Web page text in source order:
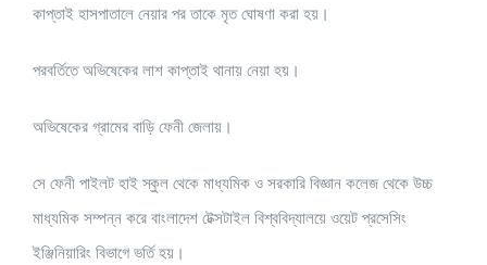
কাপ্তাই হাসপাতালে নেয়ার পর তাকে মৃত ঘোষণা করা হয়।
পরবর্তিতে অভিষেকের লাশ কাপ্তাই থানায় নেয়া হয়।
অভিষেকের গ্রামের বাড়ি ফেনী জেলায়।
সে ফেনী পাইলট হাই স্কুল থেকে মাধ্যমিক ও সরকারি বিজ্ঞান কলেজ থেকে উচ্চ
মাধ্যমিক সম্পন্ন করে বাংলাদেশ টেক্সটাইল বিশ্ববিদ্যালয়ে ওয়েট প্রসেসিং
ইঞ্জিনিয়ারিং বিভাগে ভর্তি হয়।